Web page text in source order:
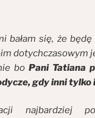
bałam się, że będę
dotychczasowym
bo Pani Tatiana
gdy inni tylko
najbardziej